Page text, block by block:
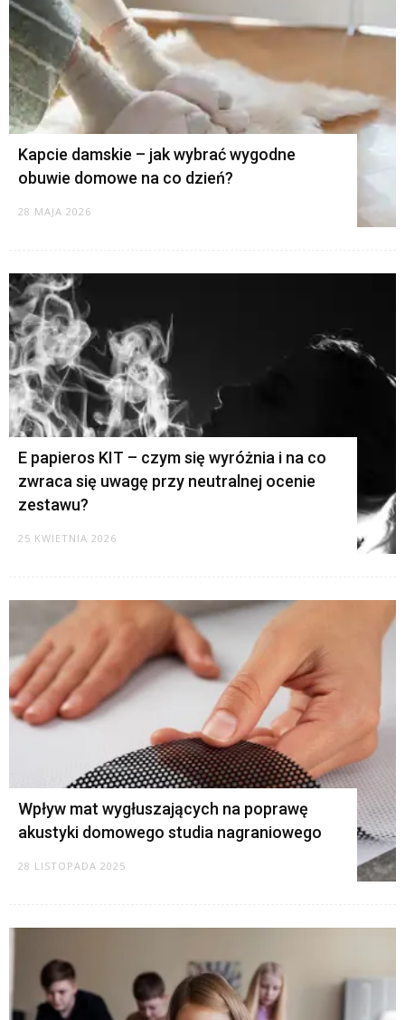
Kapcie damskie – jak wybrać wygodne
obuwie domowe na co dzień?
28 MAJA 2026
E papieros KIT – czym się wyróżnia i na co
zwraca się uwagę przy neutralnej ocenie
zestawu?
25 KWIETNIA 2026
Wpływ mat wygłuszających na poprawę
akustyki domowego studia nagraniowego
28 LISTOPADA 2025